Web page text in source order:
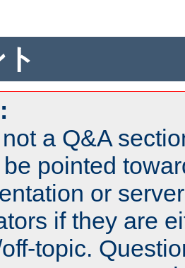
a Q&A
pointed
or
if they are
topic.